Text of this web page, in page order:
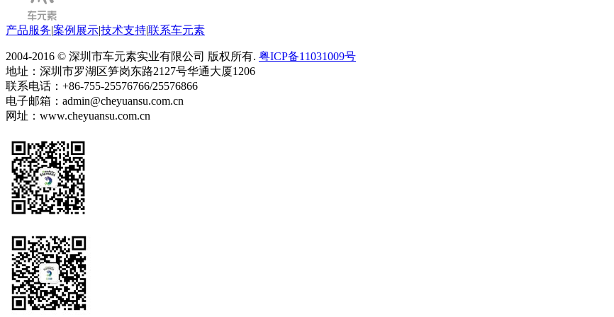
产品服务|案例展示|技术支持|联系车元素
2004-2016 © 深圳市车元素实业有限公司 版权所有. 粤ICP备11031009号
地址：深圳市罗湖区笋岗东路2127号华通大厦1206
联系电话：+86-755-25576766/25576866
电子邮箱：admin@cheyuansu.com.cn
网址：www.cheyuansu.com.cn